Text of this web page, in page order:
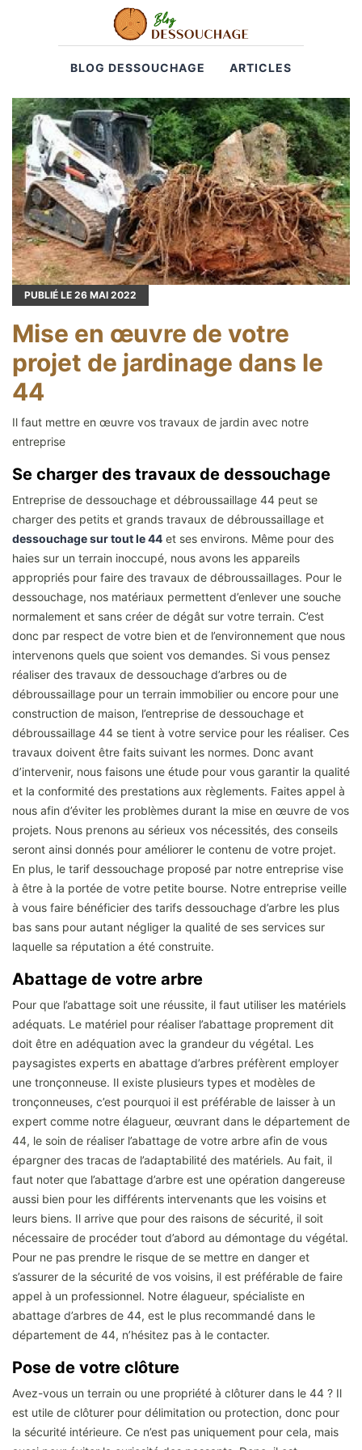
BLOG DESSOUCHAGE ARTICLES
PUBLIÉ LE 26 MAI 2022
Mise en œuvre de votre
projet de jardinage dans le
44
Il faut mettre en œuvre vos travaux de jardin avec notre
entreprise
Se charger des travaux de dessouchage
Entreprise de dessouchage et débroussaillage 44 peut se
charger des petits et grands travaux de débroussaillage et
dessouchage sur tout le 44 et ses environs. Même pour des
haies sur un terrain inoccupé, nous avons les appareils
appropriés pour faire des travaux de débroussaillages. Pour le
dessouchage, nos matériaux permettent d’enlever une souche
normalement et sans créer de dégât sur votre terrain. C’est
donc par respect de votre bien et de l’environnement que nous
intervenons quels que soient vos demandes. Si vous pensez
réaliser des travaux de dessouchage d’arbres ou de
débroussaillage pour un terrain immobilier ou encore pour une
construction de maison, l’entreprise de dessouchage et
débroussaillage 44 se tient à votre service pour les réaliser. Ces
travaux doivent être faits suivant les normes. Donc avant
d’intervenir, nous faisons une étude pour vous garantir la qualité
et la conformité des prestations aux règlements. Faites appel à
nous afin d’éviter les problèmes durant la mise en œuvre de vos
projets. Nous prenons au sérieux vos nécessités, des conseils
seront ainsi donnés pour améliorer le contenu de votre projet.
En plus, le tarif dessouchage proposé par notre entreprise vise
à être à la portée de votre petite bourse. Notre entreprise veille
à vous faire bénéficier des tarifs dessouchage d’arbre les plus
bas sans pour autant négliger la qualité de ses services sur
laquelle sa réputation a été construite.
Abattage de votre arbre
Pour que l’abattage soit une réussite, il faut utiliser les matériels
adéquats. Le matériel pour réaliser l’abattage proprement dit
doit être en adéquation avec la grandeur du végétal. Les
paysagistes experts en abattage d’arbres préfèrent employer
une tronçonneuse. Il existe plusieurs types et modèles de
tronçonneuses, c’est pourquoi il est préférable de laisser à un
expert comme notre élagueur, œuvrant dans le département de
44, le soin de réaliser l’abattage de votre arbre afin de vous
épargner des tracas de l’adaptabilité des matériels. Au fait, il
faut noter que l’abattage d’arbre est une opération dangereuse
aussi bien pour les différents intervenants que les voisins et
leurs biens. Il arrive que pour des raisons de sécurité, il soit
nécessaire de procéder tout d’abord au démontage du végétal.
Pour ne pas prendre le risque de se mettre en danger et
s’assurer de la sécurité de vos voisins, il est préférable de faire
appel à un professionnel. Notre élagueur, spécialiste en
abattage d’arbres de 44, est le plus recommandé dans le
département de 44, n’hésitez pas à le contacter.
Pose de votre clôture
Avez-vous un terrain ou une propriété à clôturer dans le 44 ? Il
est utile de clôturer pour délimitation ou protection, donc pour
la sécurité intérieure. Ce n’est pas uniquement pour cela, mais